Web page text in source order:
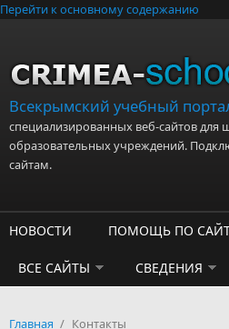
Перейти к основному содержанию
Всекрымский учебный
специализированных веб-сайтов
образовательных учреждений.
сайтам.
НОВОСТИ ПОМОЩЬ ПО
ВСЕ САЙТЫ СВЕДЕНИЯ
Главная / Контакты